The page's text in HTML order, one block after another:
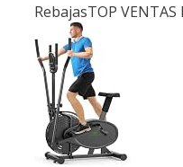
RebajasTOP VENTAS